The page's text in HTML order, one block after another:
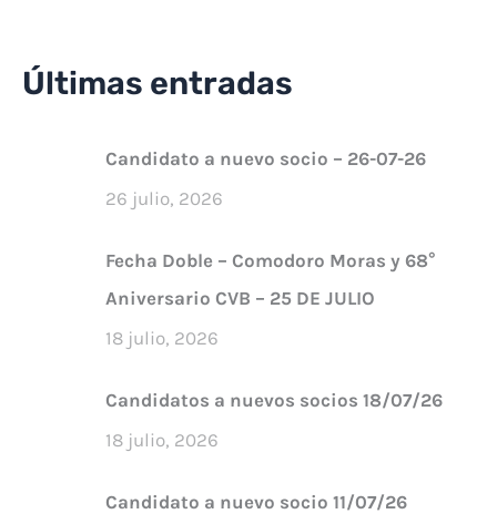
Últimas entradas
Candidato a nuevo socio – 26-07-26
26 julio, 2026
Fecha Doble – Comodoro Moras y 68°
Aniversario CVB – 25 DE JULIO
18 julio, 2026
Candidatos a nuevos socios 18/07/26
18 julio, 2026
Candidato a nuevo socio 11/07/26